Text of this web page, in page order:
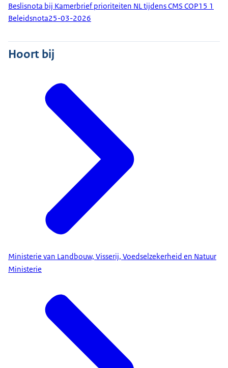
Beslisnota bij Kamerbrief prioriteiten NL tijdens CMS COP15 1
Beleidsnota25-03-2026
Hoort bij
Ministerie van Landbouw, Visserij, Voedselzekerheid en Natuur
Ministerie